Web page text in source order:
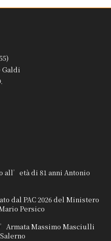
all’età di 81 anni Antonio
dal PAC 2026 del Ministero
Persico
Massimo Masciulli